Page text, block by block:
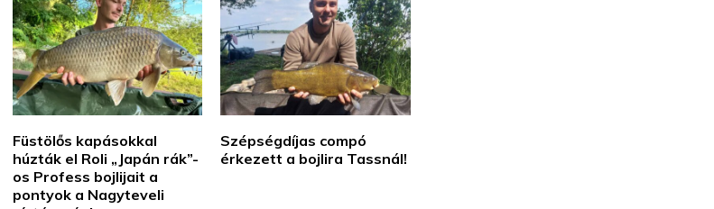
Füstölős kapásokkal
húzták el Roli „Japán rák”-
os Profess bojlijait a
pontyok a Nagyteveli
Szépségdíjas compó
érkezett a bojlira Tassnál!